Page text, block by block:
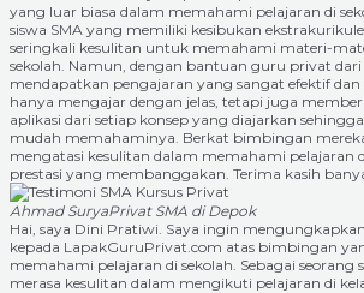
yang luar biasa dalam memahami pelajaran di
siswa SMA yang memiliki kesibukan
seringkali kesulitan untuk memahami materi-
sekolah. Namun, dengan bantuan guru privat
mendapatkan pengajaran yang sangat efektif
hanya mengajar dengan jelas, tetapi juga
aplikasi dari setiap konsep yang diajarkan
mudah memahaminya. Berkat bimbingan
mengatasi kesulitan dalam memahami pelajaran
prestasi yang membanggakan. Terima kasih
Ahmad SuryaPrivat SMA di Depok
Hai, saya Dini Pratiwi. Saya ingin
kepada LapakGuruPrivat.com atas bimbingan
memahami pelajaran di sekolah. Sebagai seorang
merasa kesulitan dalam mengikuti pelajaran di